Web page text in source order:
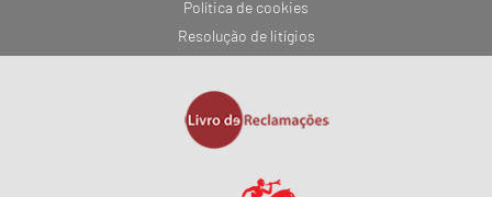
Política de cookies
Resolução de litígios